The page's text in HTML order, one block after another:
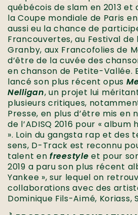
québécois de slam en 2013 et
la Coupe mondiale de Paris en
aussi eu la chance de
Francouvertes, au Festival de
Granby, aux Francofolies de
d’être de la cuvée des
en chanson de Petite-Vallée.
lancé son plus récent opus
Nelligan, un projet lui
plusieurs critiques,
Presse, en plus d’être mis en
de l’ADISQ 2016 pour «
». Loin du gangsta rap et des
sens, D-Track est reconnu
talent en freestyle et pour
2019 a paru son plus récent
Yankee », sur lequel on
collaborations avec des
Dominique Fils-Aimé, Koriass,